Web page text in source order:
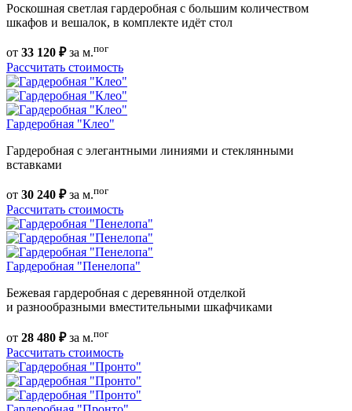
Роскошная светлая гардеробная с большим количеством
шкафов и вешалок, в комплекте идёт стол
от 33 120 ₽за м.пог
Рассчитать стоимость
Гардеробная "Клео"
Гардеробная с элегантными линиями и стеклянными
вставками
от 30 240 ₽за м.пог
Рассчитать стоимость
Гардеробная "Пенелопа"
Бежевая гардеробная с деревянной отделкой
и разнообразными вместительными шкафчиками
от 28 480 ₽за м.пог
Рассчитать стоимость